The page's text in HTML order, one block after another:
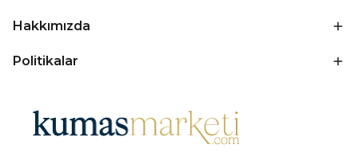
Hakkımızda
Politikalar